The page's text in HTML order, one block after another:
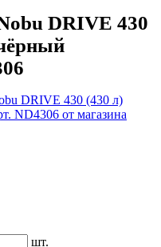
DRIVE 430
шт.